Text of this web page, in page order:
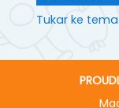
Tukar ke